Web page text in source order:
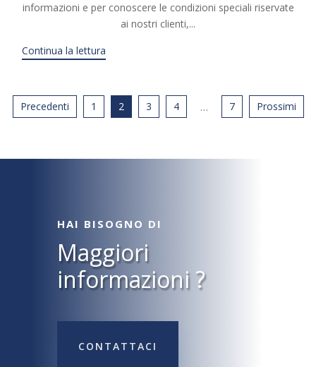
informazioni e per conoscere le condizioni speciali riservate
ai nostri clienti,...
Continua la lettura
Precedenti 1 2 3 4 … 7 Prossimi
HAI BISOGNO DI
Maggiori
informazioni ?
CONTATTACI